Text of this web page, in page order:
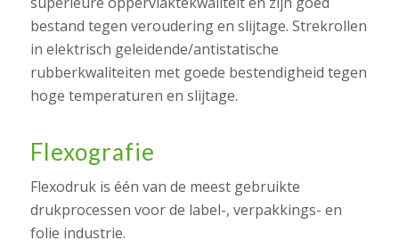
bestand tegen veroudering en slijtage. Strekrollen
in elektrisch geleidende/antistatische
rubberkwaliteiten met goede bestendigheid tegen
hoge temperaturen en slijtage.
Flexografie
Flexodruk is één van de meest gebruikte
drukprocessen voor de label-, verpakkings- en
folie industrie.